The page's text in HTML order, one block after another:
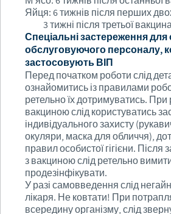
Яйця: 6 тижнів після перших
3 тижні після третьої
Спеціальні застереження для
обслуговуючого персоналу,
застосовують ВІП
Перед початком роботи слід
ознайомитись із правилами
ретельно їх дотримуватись. При
вакциною слід користуватись
індивідуального захисту
окуляри, маска для обличчя),
правил особистої гігієни. Після
з вакциною слід ретельно
продезінфікувати.
У разі самовведення слід
лікаря. Не ковтати! При
всередину організму, слід